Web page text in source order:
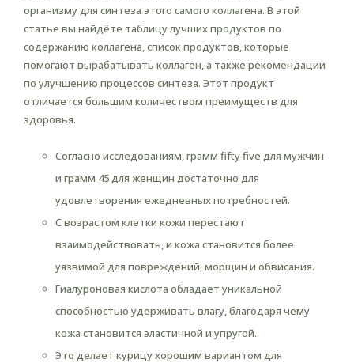
организму для синтеза этого самого коллагена. В этой
статье вы найдёте таблицу лучших продуктов по
содержанию коллагена, список продуктов, которые
помогают вырабатывать коллаген, а также рекомендации
по улучшению процессов синтеза. Этот продукт
отличается большим количеством преимуществ для
здоровья.
Согласно исследованиям, грамм fifty five для мужчин
и грамм 45 для женщин достаточно для
удовлетворения ежедневных потребностей.
С возрастом клетки кожи перестают
взаимодействовать, и кожа становится более
уязвимой для повреждений, морщин и обвисания.
Гиалуроновая кислота обладает уникальной
способностью удерживать влагу, благодаря чему
кожа становится эластичной и упругой.
Это делает курицу хорошим вариантом для